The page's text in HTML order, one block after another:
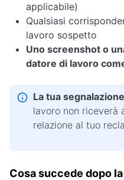
applicabile)
Qualsiasi
lavoro sospetto
Uno screenshot o
datore di lavoro
La tua
lavoro non riceverà
relazione al tuo
Cosa succede dopo